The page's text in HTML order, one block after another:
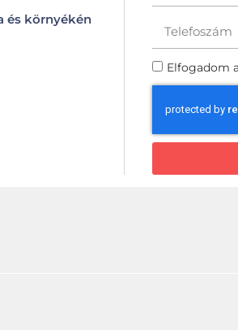
és környékén
Elfogadom